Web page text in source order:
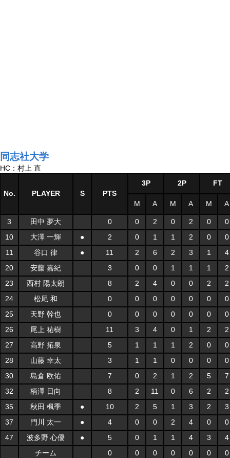
同志社大学
HC：村上 直
No. PLAYER S PTS
3P 2P FT
M A M A M A
3 田中 夢大 0 0 2 0 2 0
0
10
大澤 一輝 ● 2 0 1 1 2 0
0
11
谷口 律 ● 11 2 6 2 3 1
4
20
安藤 嘉紀 3 0 0 1 1 1
2
23
西村 陽太朗 8 2 4 0 0 2
2
24
松尾 和 0 0 0 0 0 0
0
25
天野 幹也 0 0 0 0 0 0
0
26
尾上 祐樹 11 3 4 0 1 2
2
27
高野 拓泉 5 1 1 1 2 0
0
28
山藤 幸太 3 1 1 0 0 0
0
30
島倉 欧佑 7 0 2 1 2 5
7
32
柄澤 日向 8 2 11 0 6 2
2
35
秋田 楓季 ● 10 2 5 1 3 2
3
37
門川 太一 ● 4 0 0 2 4 0
0
47
波多野 心優 ● 5 0 1 1 4 3
4
チーム
0 0 0 0 0 0 0